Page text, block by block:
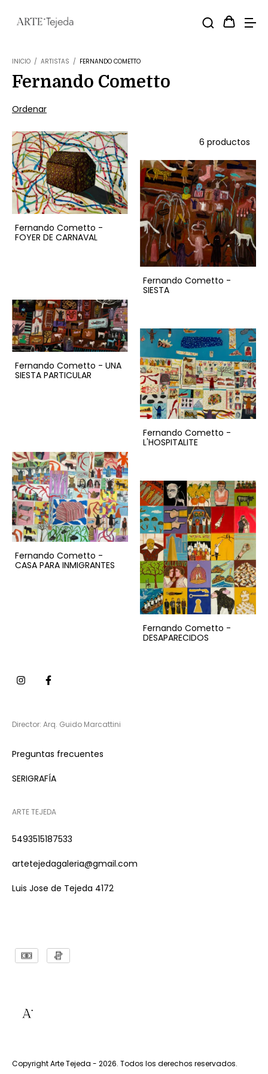
INICIO / ARTISTAS / FERNANDO COMETTO
Fernando Cometto
Ordenar
6 productos
Fernando Cometto -
FOYER DE CARNAVAL
Fernando Cometto -
SIESTA
Fernando Cometto - UNA
SIESTA PARTICULAR
Fernando Cometto -
L'HOSPITALITE
Fernando Cometto -
CASA PARA INMIGRANTES
Fernando Cometto -
DESAPARECIDOS
Director: Arq. Guido Marcattini
Preguntas frecuentes
SERIGRAFÍA
ARTE TEJEDA
5493515187533
artetejedagaleria@gmail.com
Luis Jose de Tejeda 4172
Copyright Arte Tejeda - 2026. Todos los derechos reservados.